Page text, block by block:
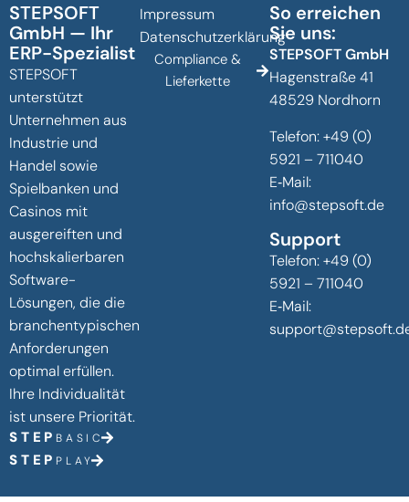
STEPSOFT
GmbH — Ihr
ERP-Spezialist
STEPSOFT
unterstützt
Unternehmen aus
Industrie und
Handel sowie
Spielbanken und
Casinos mit
ausgereiften und
hochskalierbaren
Software-
Lösungen, die die
branchentypischen
Anforderungen
optimal erfüllen.
Ihre Individualität
ist unsere Priorität.
STEP BASIC
STEP PLAY
Impressum
Datenschutzerklärung
Compliance &
Lieferkette
So erreichen
Sie uns:
STEPSOFT GmbH
Hagenstraße 41
48529 Nordhorn
Telefon:+49 (0)
5921 – 711040
E‑Mail:
info@stepsoft.de
Support
Telefon:+49 (0)
5921 – 711040
E‑Mail: